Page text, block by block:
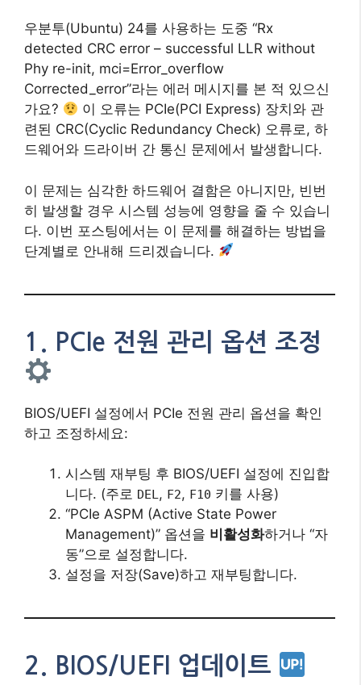
우분투(Ubuntu) 24를 사용하는 도중 “Rx
detected CRC error – successful LLR without
Phy re-init, mci=Error_overflow
Corrected_error”라는 에러 메시지를 본 적 있으신
가요?
이 오류는 PCIe(PCI Express) 장치와 관
련된 CRC(Cyclic Redundancy Check) 오류로, 하
드웨어와 드라이버 간 통신 문제에서 발생합니다.
이 문제는 심각한 하드웨어 결함은 아니지만, 빈번
히 발생할 경우 시스템 성능에 영향을 줄 수 있습니
다. 이번 포스팅에서는 이 문제를 해결하는 방법을
단계별로 안내해 드리겠습니다.
1. PCIe 전원 관리 옵션 조정
BIOS/UEFI 설정에서 PCIe 전원 관리 옵션을 확인
하고 조정하세요:
시스템 재부팅 후 BIOS/UEFI 설정에 진입합
니다. (주로 DEL, F2, F10 키를 사용)
“PCIe ASPM (Active State Power
Management)” 옵션을 비활성화하거나 “자
동”으로 설정합니다.
설정을 저장(Save)하고 재부팅합니다.
2. BIOS/UEFI 업데이트